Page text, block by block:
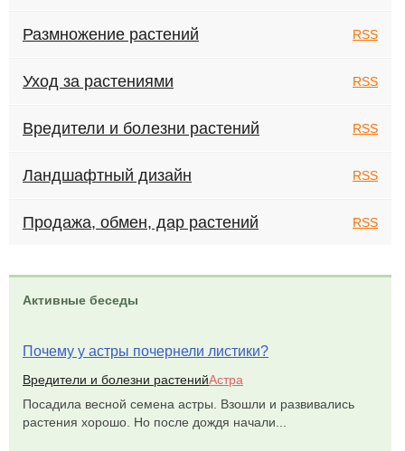
RSS
Размножение растений
RSS
Уход за растениями
RSS
Вредители и болезни растений
RSS
Ландшафтный дизайн
RSS
Продажа, обмен, дар растений
Активные беседы
Почему у астры почернели листики?
Вредители и болезни растенийАстра
Посадила весной семена астры. Взошли и развивались
растения хорошо. Но после дождя начали...